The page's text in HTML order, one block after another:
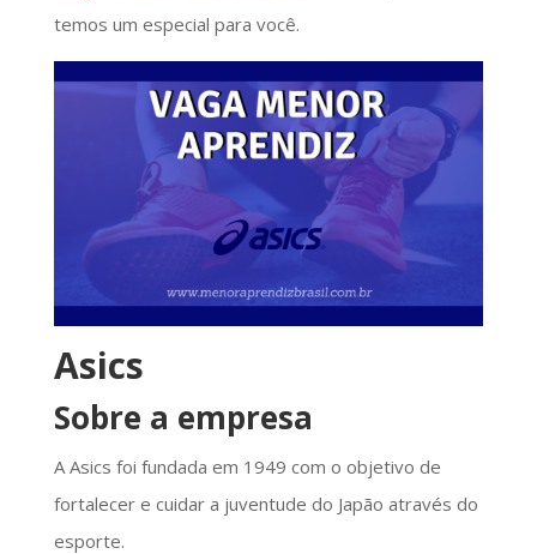
temos um especial para você.
Asics
Sobre a empresa
A Asics foi fundada em 1949 com o objetivo de
fortalecer e cuidar a juventude do Japão através do
esporte.